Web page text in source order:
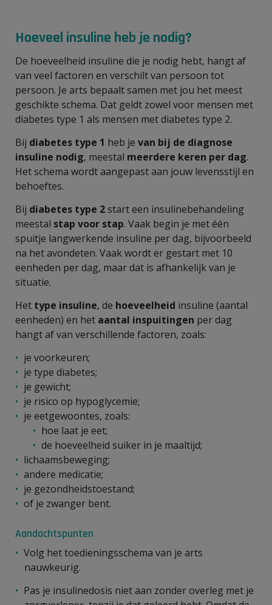
Hoeveel insuline heb je nodig?
De hoeveelheid insuline die je nodig hebt, hangt af
van veel factoren en verschilt van persoon tot
persoon. Je arts bepaalt samen met jou het meest
geschikte schema. Dat geldt zowel voor mensen met
diabetes type 1 als mensen met diabetes type 2.
Bij diabetes type 1 heb je van bij de diagnose
insuline nodig, meestal meerdere keren per dag.
Het schema wordt aangepast aan jouw levensstijl en
behoeftes.
Bij diabetes type 2start een insulinebehandeling
meestal stap voor stap. Vaak begin je met één
spuitje langwerkende insuline per dag, bijvoorbeeld
na het avondeten. Vaak wordt er gestart met 10
eenheden per dag, maar dat is afhankelijk van je
situatie.
Het type insuline, de hoeveelheid insuline (aantal
eenheden) en het aantal inspuitingen per dag
hangt af van verschillende factoren, zoals:
je voorkeuren;
je type diabetes;
je gewicht;
je risico op hypoglycemie;
je eetgewoontes, zoals:
hoe laat je eet;
de hoeveelheid suiker in je maaltijd;
lichaamsbeweging;
andere medicatie;
je gezondheidstoestand;
of je zwanger bent.
Aandachtspunten
Volg het toedieningsschema van je arts
nauwkeurig.
Pas je insulinedosis niet aan zonder overleg met je